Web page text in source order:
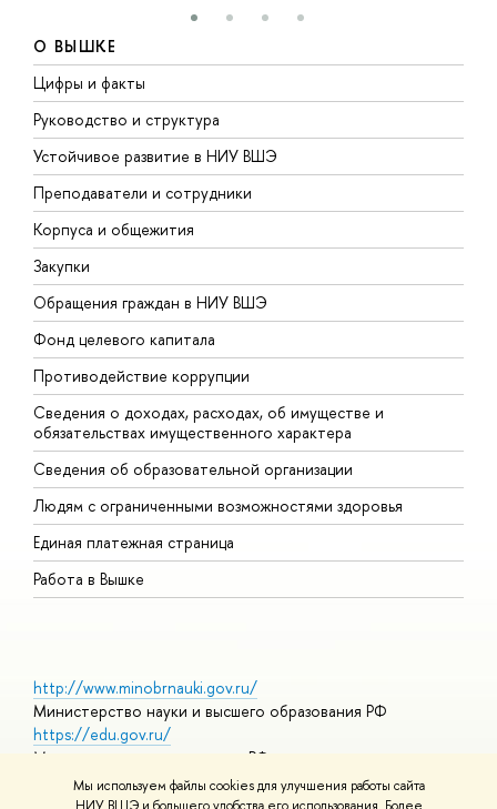
Мы используем файлы cookies для улучшения работы сайта
О ВЫШКЕ
Цифры и факты
Руководство и структура
Устойчивое развитие в НИУ ВШЭ
Преподаватели и сотрудники
Корпуса и общежития
Закупки
Обращения граждан в НИУ ВШЭ
Фонд целевого капитала
Противодействие коррупции
Сведения о доходах, расходах, об имуществе и
обязательствах имущественного характера
Сведения об образовательной организации
Людям с ограниченными возможностями здоровья
Единая платежная страница
Работа в Вышке
http://www.minobrnauki.gov.ru/
Министерство науки и высшего образования РФ
https://edu.gov.ru/
Министерство просвещения РФ
https://elearning.hse.ru/mooc
Массовые открытые онлайн-курсы